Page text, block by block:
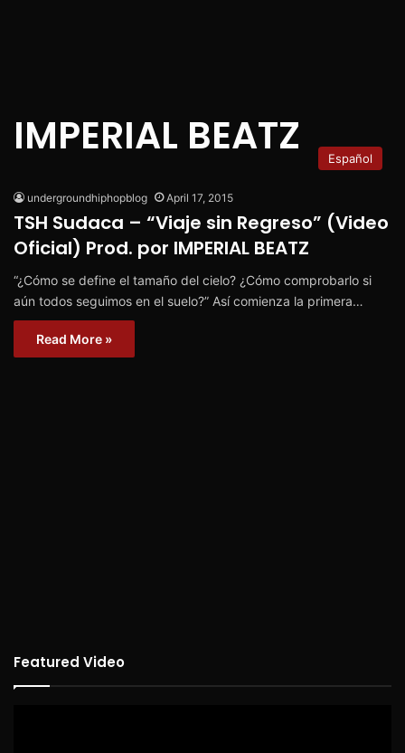
IMPERIAL BEATZ Español
undergroundhiphopblog April 17, 2015
TSH Sudaca – “Viaje sin Regreso” (Video
Oficial) Prod. por IMPERIAL BEATZ
“¿Cómo se define el tamaño del cielo? ¿Cómo comprobarlo si
aún todos seguimos en el suelo?” Así comienza la primera…
Read More »
Featured Video